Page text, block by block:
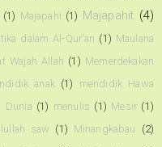
(1) Majapahi (1) Majapahit (4)
dalam Al-Qur'an (1) Maulana
Wajah Allah (1) Memerdekakan
anak (1)
mendidik Hawa
Dunia (1) menulis (1) Mesir (1)
saw (1) Minangkabau
(2)